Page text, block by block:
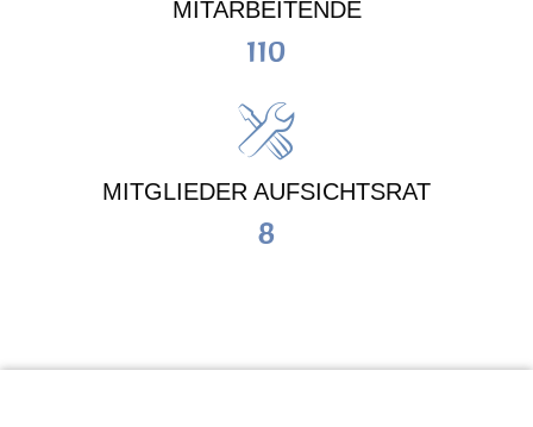
MITARBEITENDE
110
MITGLIEDER AUFSICHTSRAT
8